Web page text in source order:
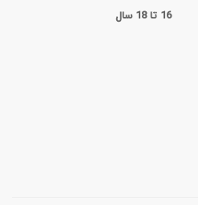
16 تا 18 سال